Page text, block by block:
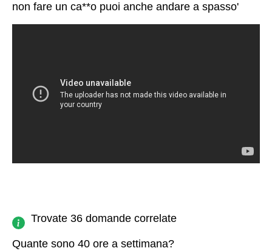
non fare un ca**o puoi anche andare a spasso'
Trovate 36 domande correlate
Quante sono 40 ore a settimana?